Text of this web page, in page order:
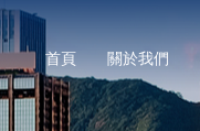
首頁 關於我們